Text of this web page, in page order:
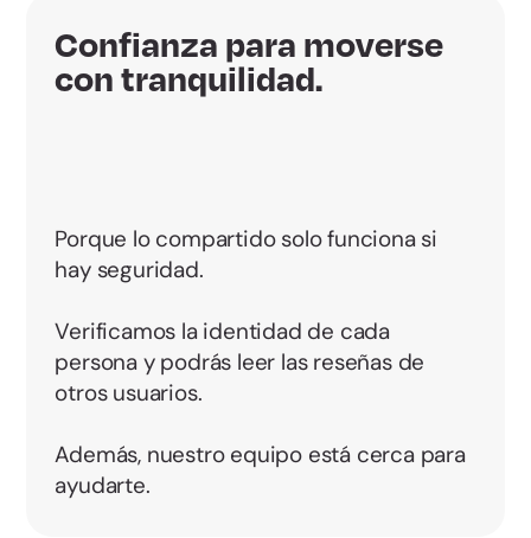
Confianza para moverse
con tranquilidad.
Porque lo compartido solo funciona si
hay seguridad.
Verificamos la identidad de cada
persona y podrás leer las reseñas de
otros usuarios.
Además, nuestro equipo está cerca para
ayudarte.